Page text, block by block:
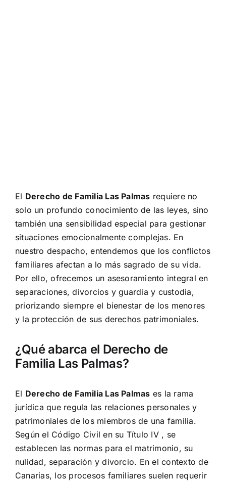
El Derecho de Familia Las Palmas requiere no
solo un profundo conocimiento de las leyes, sino
también una sensibilidad especial para gestionar
situaciones emocionalmente complejas. En
nuestro despacho, entendemos que los conflictos
familiares afectan a lo más sagrado de su vida.
Por ello, ofrecemos un asesoramiento integral en
separaciones, divorcios y guardia y custodia,
priorizando siempre el bienestar de los menores
y la protección de sus derechos patrimoniales.
¿Qué abarca el Derecho de
Familia Las Palmas?
El Derecho de Familia Las Palmas es la rama
jurídica que regula las relaciones personales y
patrimoniales de los miembros de una familia.
Según el Código Civil en su Título IV, se
establecen las normas para el matrimonio, su
nulidad, separación y divorcio. En el contexto de
Canarias, los procesos familiares suelen requerir